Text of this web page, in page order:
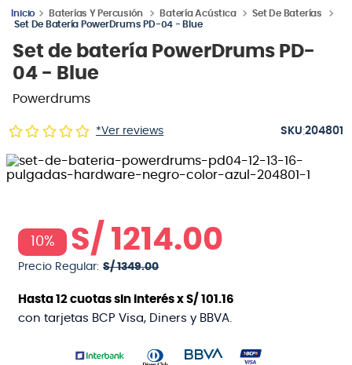
Baterías Y Percusión Batería Acústica
Set De Baterías
Set De Batería PowerDrums PD-04 - Blue
Set de batería PowerDrums PD-
04 - Blue
Powerdrums
*Ver reviews :204801
10% S/ 1214.00
Precio Regular: S/ 1349.00
Hasta12 cuotas sin interés xS/ 101.16
con tarjetas BCP Visa, Diners y BBVA.